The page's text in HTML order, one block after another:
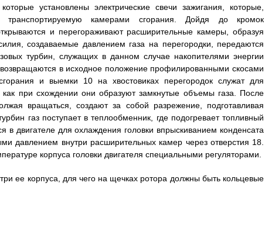
установлены электрические свечи зажигания, которые,
камерами сгорания. Дойдя до кромок
и перегораживают расширительные камеры, образуя
создаваемые давлением газа на перегородки, передаются
турбин, служащих в данном случае накопителями энергии
в исходное положение профилированными скосами
и выемки 10 на хвостовиках перегородок служат для
как при схождении они образуют замкнутые объемы газа. После
вращаться, создают за собой разрежение, подготавливая
газ поступает в теплообменник, где подогревает топливный
в двигателе для охлаждения головки впрыскиванием конденсата
давлением внутри расширительных камер через отверстия 18.
корпуса головки двигателя специальными регуляторами.
ее корпуса, для чего на щечках ротора должны быть кольцевые